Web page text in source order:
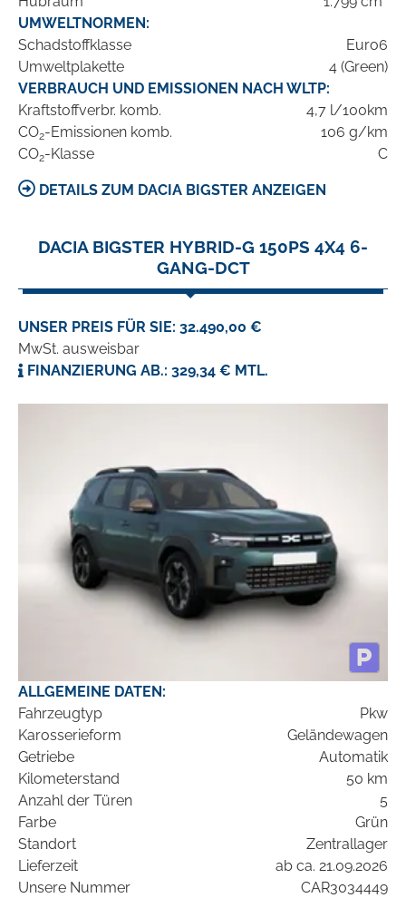
UMWELTNORMEN:
Schadstoffklasse
Euro6
Umweltplakette
4 (Green)
VERBRAUCH UND EMISSIONEN NACH WLTP:
Kraftstoffverbr. komb.
4,7 l/100km
CO2-Emissionen komb.
106 g/km
CO2-Klasse C
DETAILS ZUM DACIA BIGSTER ANZEIGEN
DACIA BIGSTER HYBRID-G 150PS 4X4 6-
GANG-DCT
UNSER PREIS FÜR SIE: 32.490,00 €
MwSt. ausweisbar
FINANZIERUNG AB.: 329,34 € MTL.
ALLGEMEINE DATEN:
Fahrzeugtyp
Pkw
Karosserieform
Geländewagen
Getriebe
Automatik
Kilometerstand
50 km
Anzahl der Türen
5
Farbe
Grün
Standort
Zentrallager
Lieferzeit
ab ca. 21.09.2026
Unsere Nummer
CAR3034449